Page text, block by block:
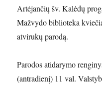
Artėjančių šv. Kalėdų
Mažvydo biblioteka
atvirukų parodą.
Parodos atidarymo
(antradienį) 11 val.